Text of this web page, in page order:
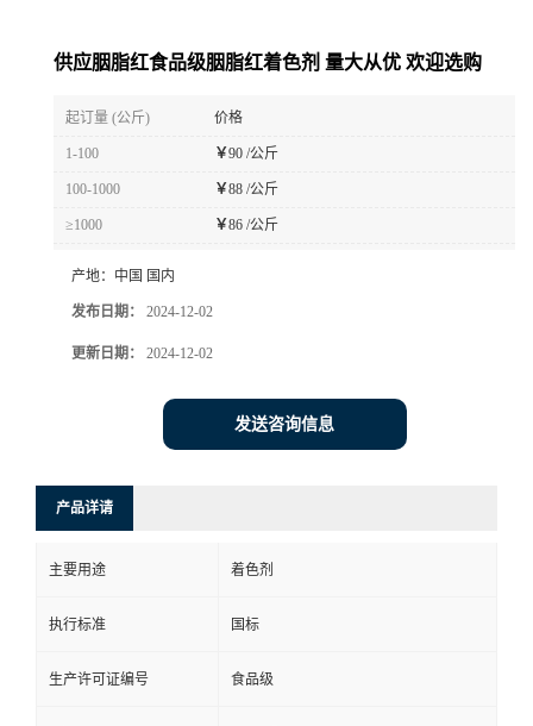
供应胭脂红食品级胭脂红着色剂 量大从优 欢迎选购
起订量 (公斤) 价格
1-100 ￥90 /公斤
100-1000 ￥88 /公斤
≥1000 ￥86 /公斤
产地： 中国 国内
发布日期： 2024-12-02
更新日期： 2024-12-02
发送咨询信息
产品详请
主要用途 着色剂
执行标准 国标
生产许可证编号 食品级